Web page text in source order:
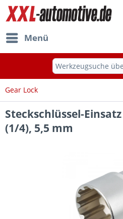
Menü
Werkzeugsuche
Gear Lock
Steckschlüssel-
(1/4), 5,5 mm